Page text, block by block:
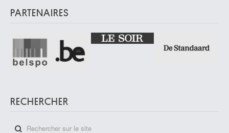
PARTENAIRES
RECHERCHER